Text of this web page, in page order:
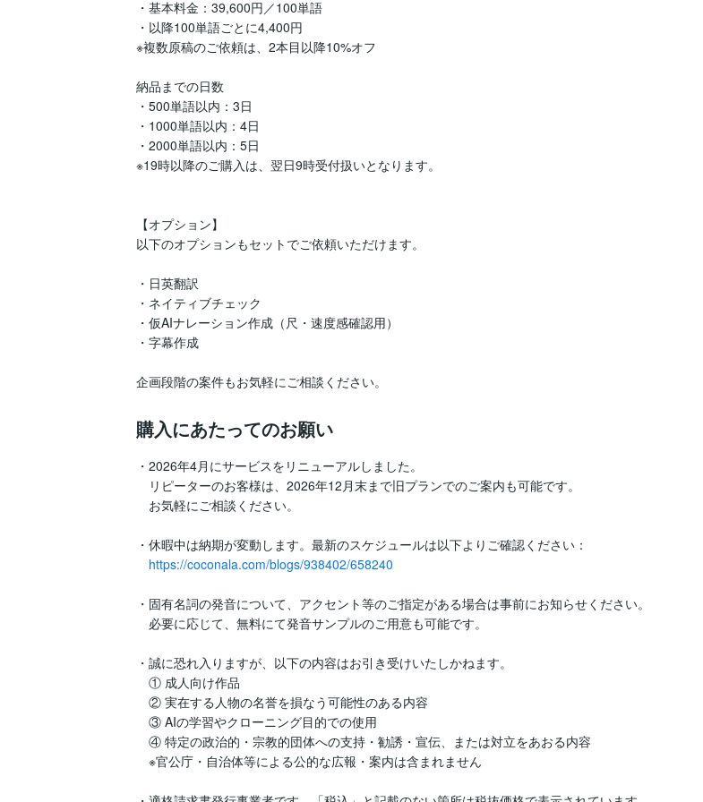
・基本料金：39,600円／100単語
・以降100単語ごとに4,400円
※複数原稿のご依頼は、2本目以降10%オフ
納品までの日数
・500単語以内：3日
・1000単語以内：4日
・2000単語以内：5日
※19時以降のご購入は、翌日9時受付扱いとなります。
【オプション】
以下のオプションもセットでご依頼いただけます。
・日英翻訳
・ネイティブチェック
・仮AIナレーション作成（尺・速度感確認用）
・字幕作成
企画段階の案件もお気軽にご相談ください。
購入にあたってのお願い
・2026年4月にサービスをリニューアルしました。
リピーターのお客様は、2026年12月末まで旧プランでのご案内も可能です。
お気軽にご相談ください。
・休暇中は納期が変動します。最新のスケジュールは以下よりご確認ください：
https://coconala.com/blogs/938402/658240
・固有名詞の発音について、アクセント等のご指定がある場合は事前にお知らせください。
必要に応じて、無料にて発音サンプルのご用意も可能です。
・誠に恐れ入りますが、以下の内容はお引き受けいたしかねます。
① 成人向け作品
② 実在する人物の名誉を損なう可能性のある内容
③ AIの学習やクローニング目的での使用
④ 特定の政治的・宗教的団体への支持・勧誘・宣伝、または対立をあおる内容
※官公庁・自治体等による公的な広報・案内は含まれません